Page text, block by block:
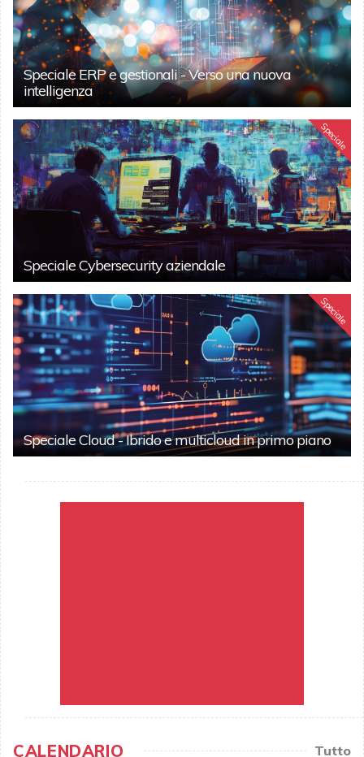
Speciale ERP e gestionali - Verso una nuova
intelligenza
Speciale
Speciale Cybersecurity aziendale
Speciale
Speciale Cloud - Ibrido e multicloud in primo piano
CALENDARIO Tutto